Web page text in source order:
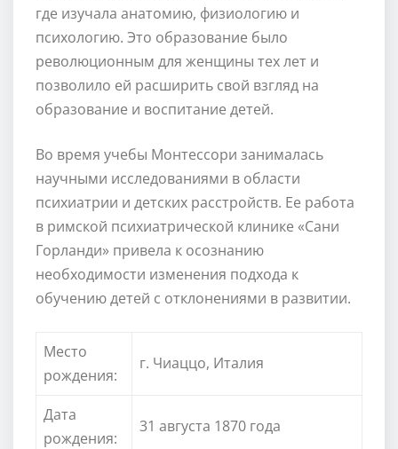
где изучала анатомию, физиологию и
психологию. Это образование было
революционным для женщины тех лет и
позволило ей расширить свой взгляд на
образование и воспитание детей.
Во время учебы Монтессори занималась
научными исследованиями в области
психиатрии и детских расстройств. Ее работа
в римской психиатрической клинике «Сани
Горланди» привела к осознанию
необходимости изменения подхода к
обучению детей с отклонениями в развитии.
Место
рождения:
г. Чиаццо, Италия
Дата
рождения:
31 августа 1870 года